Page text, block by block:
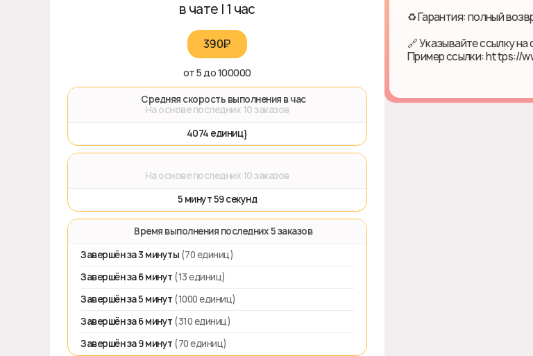
в чате | 1 час
390₽‎
от 5 до 100000
🚀 Средняя скорость выполнения в час
На основе последних 10 заказов
4074 единиц}
На основе последних 10 заказов
5 минут 59 секунд
⏱️ Время выполнения последних 5 заказов
Завершён за 3 минуты (70 единиц)
Завершён за 6 минут (13 единиц)
Завершён за 5 минут (1000 единиц)
Завершён за 6 минут (310 единиц)
Завершён за 9 минут (70 единиц)
♻ Гарантия: полный
🔗 Указывайте ссылку на
Пример ссылки: https://